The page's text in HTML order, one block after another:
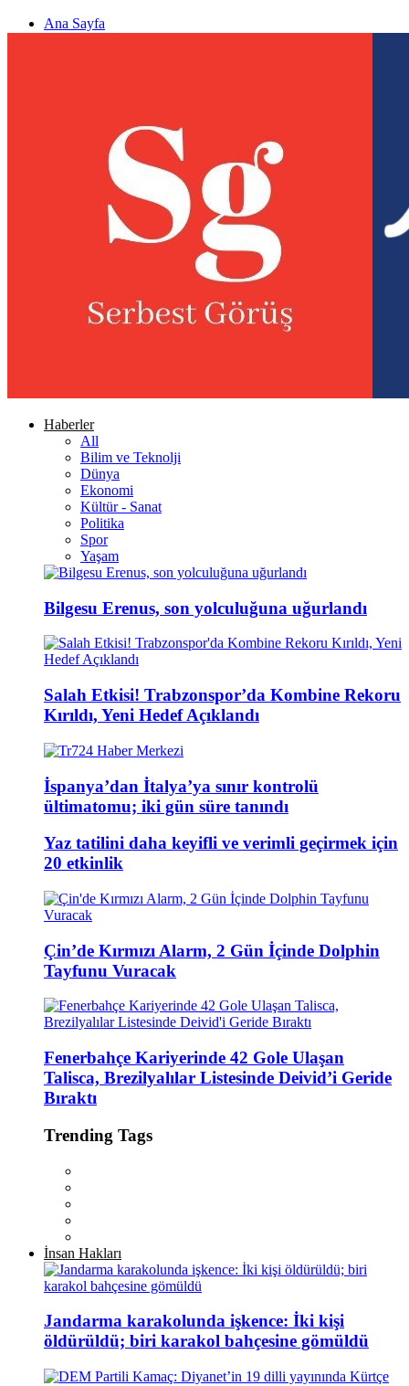
Ana Sayfa
Haberler
All
Bilim ve Teknolji
Dünya
Ekonomi
Kültür - Sanat
Politika
Spor
Yaşam
Bilgesu Erenus, son yolculuğuna uğurlandı
Salah Etkisi! Trabzonspor’da Kombine Rekoru
Kırıldı, Yeni Hedef Açıklandı
İspanya’dan İtalya’ya sınır kontrolü
ültimatomu; iki gün süre tanındı
Yaz tatilini daha keyifli ve verimli geçirmek için
20 etkinlik
Çin’de Kırmızı Alarm, 2 Gün İçinde Dolphin
Tayfunu Vuracak
Fenerbahçe Kariyerinde 42 Gole Ulaşan
Talisca, Brezilyalılar Listesinde Deivid’i Geride
Bıraktı
Trending Tags
İnsan Hakları
Jandarma karakolunda işkence: İki kişi
öldürüldü; biri karakol bahçesine gömüldü